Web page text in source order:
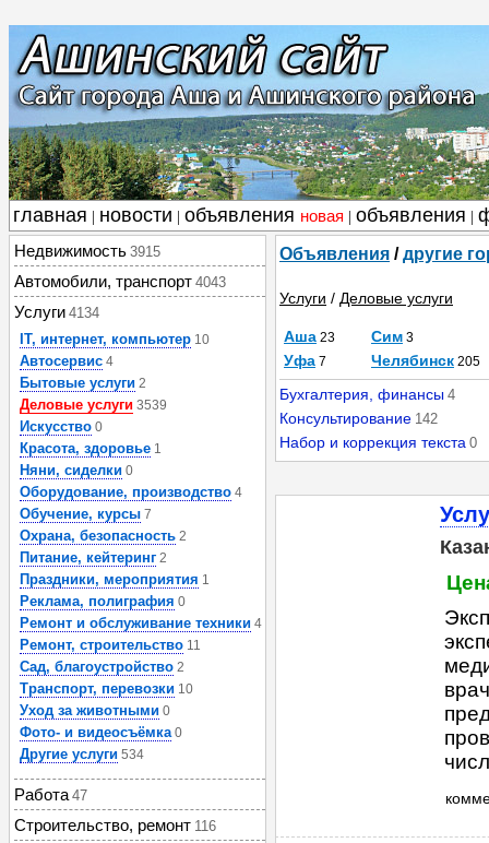
главная новости объявления новая объявления
Недвижимость 3915
Автомобили, транспорт 4043
Услуги 4134
IT, интернет, компьютер 10
Автосервис 4
Бытовые услуги 2
Деловые услуги 3539
Искусство 0
Красота, здоровье 1
Няни, сиделки 0
Оборудование, производство 4
Обучение, курсы 7
Охрана, безопасность 2
Питание, кейтеринг 2
Праздники, мероприятия 1
Реклама, полиграфия 0
Ремонт и обслуживание техники 4
Ремонт, строительство 11
Сад, благоустройство 2
Транспорт, перевозки 10
Уход за животными 0
Фото- и видеосъёмка 0
Другие услуги 534
Работа 47
Строительство, ремонт 116
Объявления /другие
Услуги / Деловые услуги
Аша 23 Сим 3
Уфа 7 Челябинск 205
Бухгалтерия, финансы 4
Консультирование 142
Набор и коррекция текста 0